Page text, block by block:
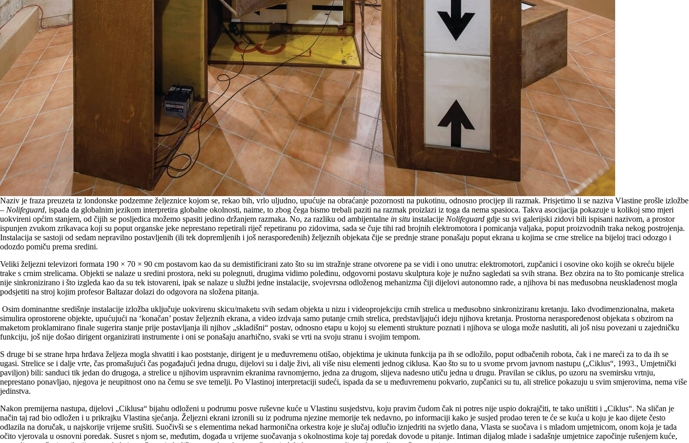
Naziv je fraza preuzeta iz londonske podzemne željeznice kojom se, rekao bih, vrlo uljudno, upućuje na obraćanje pozornosti na pukotinu, odnosno procijep ili razmak. Prisjetimo li se naziva Vlastine prošle izložbe
– Nolifeguard, ispada da globalnim jezikom interpretira globalne okolnosti, naime, to zbog čega bismo trebali paziti na razmak proizlazi iz toga da nema spasioca. Takva asocijacija pokazuje u kolikoj smo mjeri
uokvireni općim stanjem, od čijih se posljedica možemo spasiti jedino držanjem razmaka. No, za razliku od ambijentalne in situ instalacije Nolifeguard gdje su svi galerijski zidovi bili ispisani nazivom, a prostor
ispunjen zvukom zrikavaca koji su poput organske jeke neprestano repetirali riječ repetiranu po zidovima, sada se čuje tihi rad brojnih elektromotora i pomicanja valjaka, poput proizvodnih traka nekog postrojenja.
Instalacija se sastoji od sedam nepravilno postavljenih (ili tek dopremljenih i još neraspoređenih) željeznih objekata čije se prednje strane ponašaju poput ekrana u kojima se crne strelice na bijeloj traci odozgo i
odozdo pomiču prema sredini.
Veliki željezni televizori formata 190 × 70 × 90 cm postavom kao da su demistificirani zato što su im stražnje strane otvorene pa se vidi i ono unutra: elektromotori, zupčanici i osovine oko kojih se okreću bijele
trake s crnim strelicama. Objekti se nalaze u sredini prostora, neki su polegnuti, drugima vidimo poleđinu, odgovorni postavu skulptura koje je nužno sagledati sa svih strana. Bez obzira na to što pomicanje strelica
nije sinkronizirano i što izgleda kao da su tek istovareni, ipak se nalaze u službi jedne instalacije, svojevrsna odloženog mehanizma čiji dijelovi autonomno rade, a njihova bi nas međusobna neusklađenost mogla
podsjetiti na stroj kojim profesor Baltazar dolazi do odgovora na složena pitanja.
Osim dominantne središnje instalacije izložba uključuje uokvirenu skicu/maketu svih sedam objekta u nizu i videoprojekciju crnih strelica u međusobno sinkroniziranu kretanju. Iako dvodimenzionalna, maketa
simulira oprostorene objekte, upućujući na ‘konačan’ postav željeznih ekrana, a video izdvaja samo putanje crnih strelica, predstavljajući ideju njihova kretanja. Prostorna neraspoređenost objekata s obzirom na
maketom proklamirano finale sugerira stanje prije postavljanja ili njihov „skladišni“ postav, odnosno etapu u kojoj su elementi strukture poznati i njihova se uloga može naslutiti, ali još nisu povezani u zajedničku
funkciju, još nije došao dirigent organizirati instrumente i oni se ponašaju anarhično, svaki se vrti na svoju stranu i svojim tempom.
S druge bi se strane hrpa hrđava željeza mogla shvatiti i kao poststanje, dirigent je u međuvremenu otišao, objektima je ukinuta funkcija pa ih se odložilo, poput odbačenih robota, čak i ne mareći za to da ih se
ugasi. Strelice se i dalje vrte, čas promašujući čas pogađajući jedna drugu, dijelovi su i dalje živi, ali više nisu elementi jednog ciklusa. Kao što su to u svome prvom javnom nastupu („Ciklus“, 1993., Umjetnički
paviljon) bili: sanduci tik jedan do drugoga, a strelice u njihovim uspravnim ekranima ravnomjerno, jedna za drugom, slijeva nadesno utiču jedna u drugu. Pravilan se ciklus, po uzoru na svemirsku vrtnju,
neprestano ponavljao, njegova je neupitnost ono na čemu se sve temelji. Po Vlastinoj interpretaciji sudeći, ispada da se u međuvremenu pokvario, zupčanici su tu, ali strelice pokazuju u svim smjerovima, nema više
jedinstva.
Nakon premijerna nastupa, dijelovi „Ciklusa“ bijahu odloženi u podrumu posve ruševne kuće u Vlastinu susjedstvu, koju pravim čudom čak ni potres nije uspio dokrajčiti, te tako uništiti i „Ciklus“. Na sličan je
način taj rad bio odložen i u prikrajku Vlastina sjećanja. Željezni ekrani izronili su iz podruma njezine memorije tek nedavno, po informaciji kako je susjed prodao teren te će se kuća u koju je kao dijete često
odlazila na doručak, u najskorije vrijeme srušiti. Suočivši se s elementima nekad harmonična orkestra koje je slučaj odlučio iznjedriti na svjetlo dana, Vlasta se suočava i s mladom umjetnicom, onom koja je tada
očito vjerovala u osnovni poredak. Susret s njom se, međutim, događa u vrijeme suočavanja s okolnostima koje taj poredak dovode u pitanje. Intiman dijalog mlade i sadašnje umjetnice započinje rušenjem kuće,